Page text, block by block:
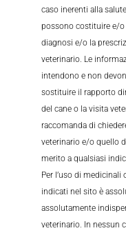
caso inerenti alla
possono costituire e/
diagnosi e/o la
veterinario. Le
intendono e non
sostituire il rapporto
del cane o la visita
raccomanda di
veterinario e/o quello
merito a qualsiasi
Per l’uso di
indicati nel sito è
assolutamente
veterinario. In nessun